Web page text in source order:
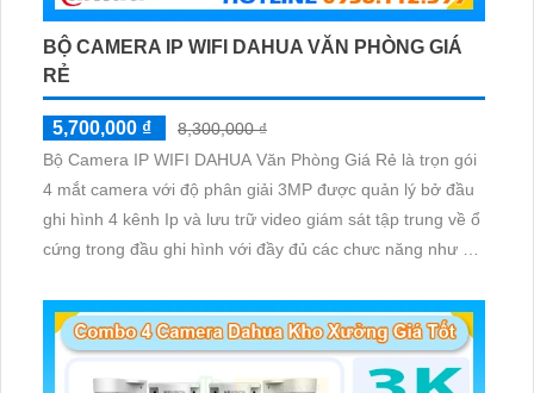
BỘ CAMERA IP WIFI DAHUA VĂN PHÒNG GIÁ
RẺ
5,700,000 ₫
8,300,000 ₫
Bộ Camera IP WIFI DAHUA Văn Phòng Giá Rẻ là trọn gói
4 mắt camera với độ phân giải 3MP được quản lý bở đầu
ghi hình 4 kênh Ip và lưu trữ video giám sát tập trung về ổ
cứng trong đầu ghi hình với đầy đủ các chưc năng như AI
giám sát có màu vào ban đêm